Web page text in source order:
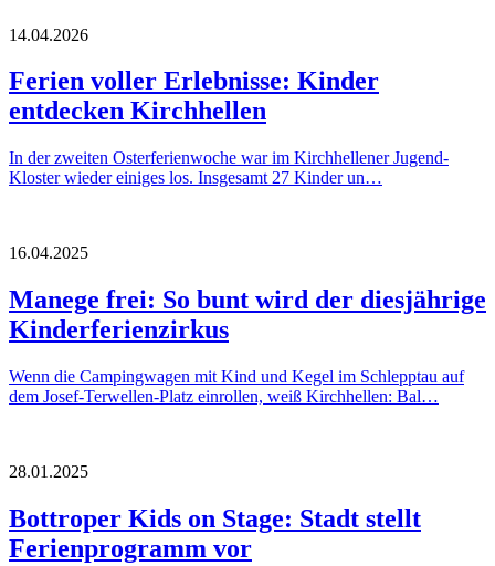
14.04.2026
Ferien voller Erlebnisse: Kinder
entdecken Kirchhellen
In der zweiten Osterferienwoche war im Kirchhellener Jugend-
Kloster wieder einiges los. Insgesamt 27 Kinder un…
16.04.2025
Manege frei: So bunt wird der diesjährige
Kinderferienzirkus
Wenn die Campingwagen mit Kind und Kegel im Schlepptau auf
dem Josef-Terwellen-Platz einrollen, weiß Kirchhellen: Bal…
28.01.2025
Bottroper Kids on Stage: Stadt stellt
Ferienprogramm vor